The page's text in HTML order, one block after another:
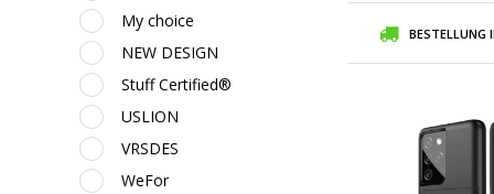
My choice
NEW DESIGN
Stuff Certified®
USLION
VRSDES
WeFor
BESTELLUNG